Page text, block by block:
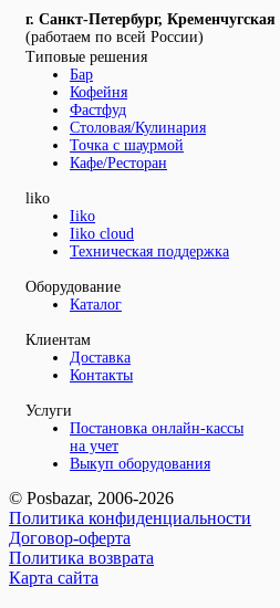
г. Санкт-Петербург, Кременчугская
(работаем по всей России)
Типовые решения
Бар
Кофейня
Фастфуд
Столовая/Кулинария
Точка с шаурмой
Кафе/Ресторан
liko
Iiko
Iiko cloud
Техническая поддержка
Оборудование
Каталог
Клиентам
Доставка
Контакты
Услуги
Постановка онлайн-кассы
на учет
Выкуп оборудования
© Posbazar, 2006-2026
Политика конфиденциальности
Договор-оферта
Политика возврата
Карта сайта